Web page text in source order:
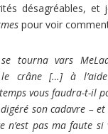
désagréables, et
pour voir
tourna vars
le crâne […] à
vous faudra-t-il
digéré son cadavre –
n’est pas ma faute